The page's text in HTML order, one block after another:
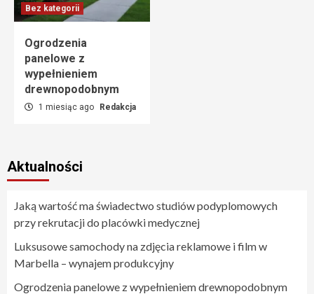
Bez kategorii
Ogrodzenia
panelowe z
wypełnieniem
drewnopodobnym
1 miesiąc ago Redakcja
Aktualności
Jaką wartość ma świadectwo studiów podyplomowych
przy rekrutacji do placówki medycznej
Luksusowe samochody na zdjęcia reklamowe i film w
Marbella – wynajem produkcyjny
Ogrodzenia panelowe z wypełnieniem drewnopodobnym